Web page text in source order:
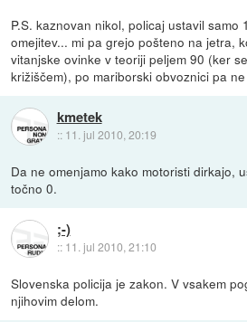
P.S. kaznovan nikol, policaj ustavil samo
omejitev... mi pa grejo pošteno na jetra,
vitanjske ovinke v teoriji peljem 90 (ker
križiščem), po mariborski obvoznici pa
kmetek
:: 11. jul 2010, 20:19
Da ne omenjamo kako motoristi dirkajo,
točno 0.
;-)
:: 11. jul 2010, 21:10
Slovenska policija je zakon. V vsakem
njihovim delom.